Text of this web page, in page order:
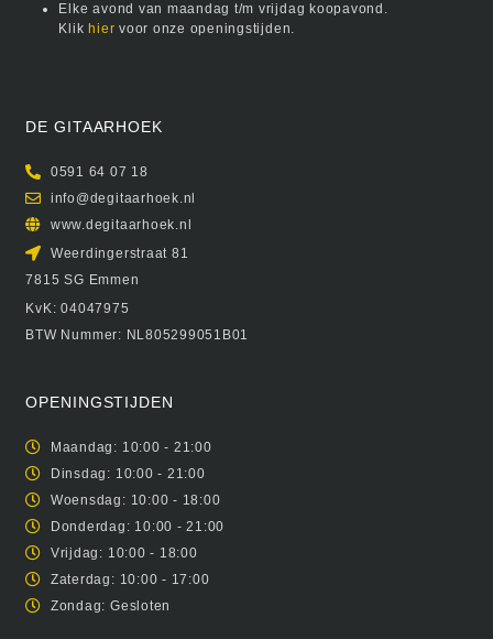
Elke avond van maandag t/m vrijdag koopavond.
Klik hier voor onze openingstijden.
DE GITAARHOEK
0591 64 07 18
info@degitaarhoek.nl
www.degitaarhoek.nl
Weerdingerstraat 81
7815 SG Emmen
KvK: 04047975
BTW Nummer: NL805299051B01
OPENINGSTIJDEN
Maandag: 10:00 - 21:00
Dinsdag: 10:00 - 21:00
Woensdag: 10:00 - 18:00
Donderdag: 10:00 - 21:00
Vrijdag: 10:00 - 18:00
Zaterdag: 10:00 - 17:00
Zondag: Gesloten